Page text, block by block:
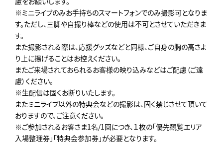
※ミニライブのみお手持ちのスマートフォンでのみ撮影可となりま
す。ただし、三脚や自撮り棒などの使用は不可とさせていただきま
す。
また撮影される際は、応援グッズなどと同様、ご自身の胸の高さよ
り上に揚げることはお控えください。
またご来場されておられるお客様の映り込みなどはご配慮（ご遠
慮）ください。
※生配信は固くお断りいたします。
またミニライブ以外の特典会などの撮影は、固く禁じさせて頂いて
おりますので、ご注意ください。
※ご参加されるお客さま1名/1回につき、１枚の「優先観覧エリア
入場整理券」「特典会参加券」が必要となります。